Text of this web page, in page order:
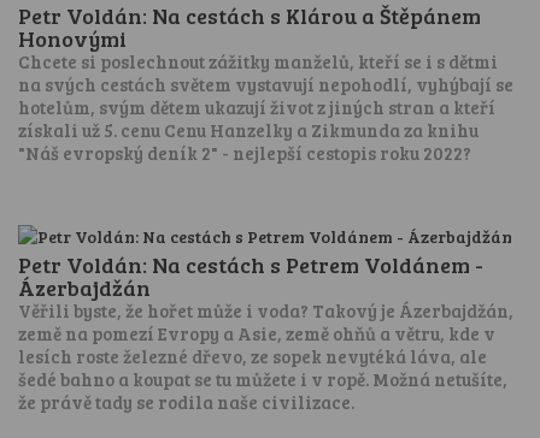
Petr Voldán: Na cestách s Klárou a Štěpánem
Honovými
Chcete si poslechnout zážitky manželů, kteří se i s dětmi
na svých cestách světem vystavují nepohodlí, vyhýbají se
hotelům, svým dětem ukazují život z jiných stran a kteří
získali už 5. cenu Cenu Hanzelky a Zikmunda za knihu
"Náš evropský deník 2" - nejlepší cestopis roku 2022?
Petr Voldán: Na cestách s Petrem Voldánem -
Ázerbajdžán
Věřili byste, že hořet může i voda? Takový je Ázerbajdžán,
země na pomezí Evropy a Asie, země ohňů a větru, kde v
lesích roste železné dřevo, ze sopek nevytéká láva, ale
šedé bahno a koupat se tu můžete i v ropě. Možná netušíte,
že právě tady se rodila naše civilizace.